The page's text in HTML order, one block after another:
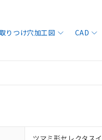
りつけ穴加工図 CAD
ツマミ形セレクタス